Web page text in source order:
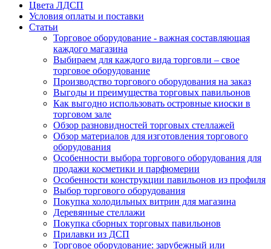
Цвета ЛДСП
Условия оплаты и поставки
Статьи
Торговое оборудование - важная составляющая
каждого магазина
Выбираем для каждого вида торговли – свое
торговое оборудование
Производство торгового оборудования на заказ
Выгоды и преимущества торговых павильонов
Как выгодно использовать островные киоски в
торговом зале
Обзор разновидностей торговых стеллажей
Обзор материалов для изготовления торгового
оборудования
Особенности выбора торгового оборудования для
продажи косметики и парфюмерии
Особенности конструкции павильонов из профиля
Выбор торгового оборудования
Покупка холодильных витрин для магазина
Деревянные стеллажи
Покупка сборных торговых павильонов
Прилавки из ДСП
Торговое оборудование: зарубежный или